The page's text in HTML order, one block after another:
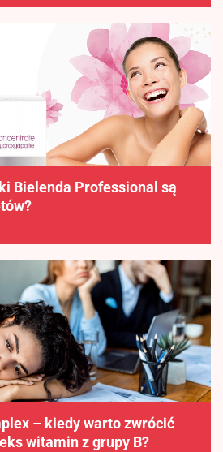
Bielenda Professional są
– kiedy warto zwrócić
witamin z grupy B?